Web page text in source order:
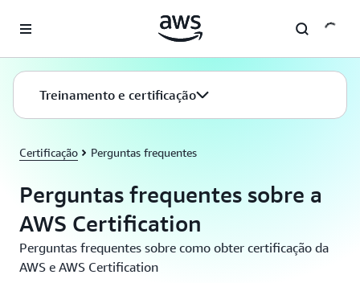
Pular para o conteúdo principal
Treinamento e certificação
Certificação Perguntas frequentes
Perguntas frequentes sobre a
AWS Certification
Perguntas frequentes sobre como obter certificação da
AWS e AWS Certification